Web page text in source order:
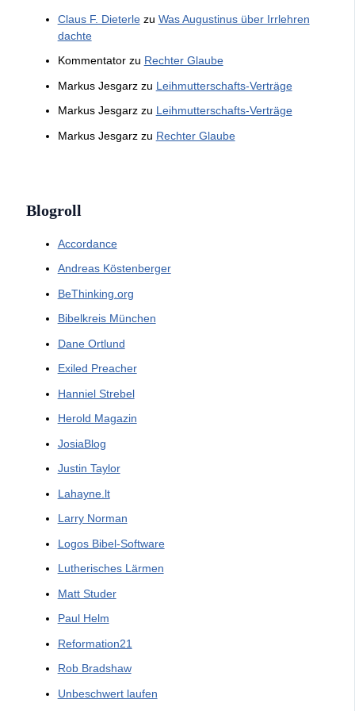
Claus F. Dieterlezu Was Augustinus über Irrlehren
dachte
Kommentatorzu Rechter Glaube
Markus Jesgarzzu Leihmutterschafts-Verträge
Markus Jesgarzzu Leihmutterschafts-Verträge
Markus Jesgarzzu Rechter Glaube
Blogroll
Accordance
Andreas Köstenberger
BeThinking.org
Bibelkreis München
Dane Ortlund
Exiled Preacher
Hanniel Strebel
Herold Magazin
JosiaBlog
Justin Taylor
Lahayne.lt
Larry Norman
Logos Bibel-Software
Lutherisches Lärmen
Matt Studer
Paul Helm
Reformation21
Rob Bradshaw
Unbeschwert laufen